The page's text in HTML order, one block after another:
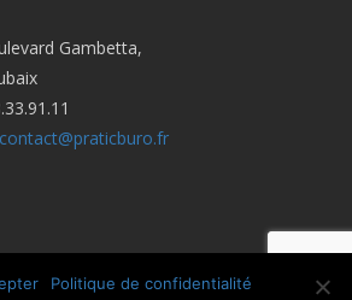
Gambetta,
contact@praticburo.fr
Politique de confidentialité